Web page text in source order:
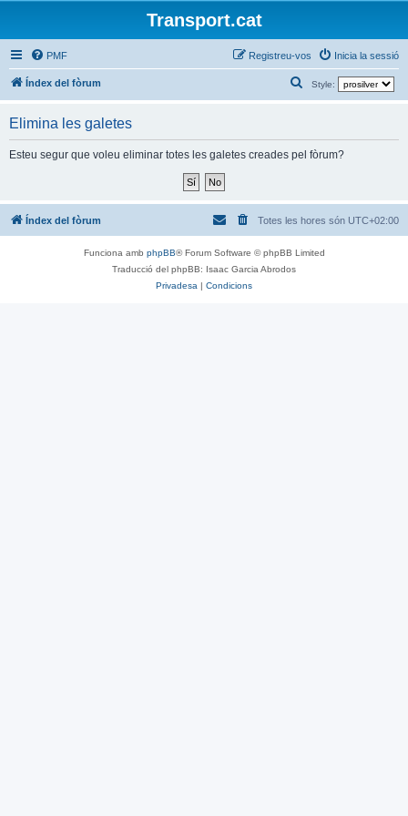
Transport.cat
PMF Inicia la sessió
Registreu-vos
Índex del fòrum Style:
e
Elimina les galetes
Esteu segur que voleu eliminar totes les galetes creades pel fòrum?
Índex del fòrum Totes les hores són UTC+02:00
Funciona amb phpBB® Forum Software © phpBB Limited
Traducció del phpBB: Isaac Garcia Abrodos
Privadesa | Condicions